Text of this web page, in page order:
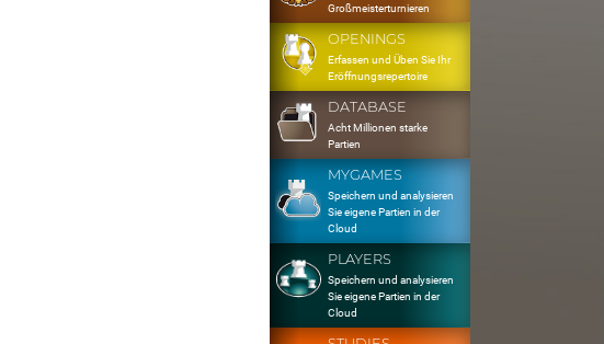
Großmeisterturnieren
OPENINGS
Erfassen und Üben Sie Ihr
Eröffnungsrepertoire
DATABASE
Acht Millionen starke
Partien
MYGAMES
Speichern und analysieren
Sie eigene Partien in der
Cloud
PLAYERS
Speichern und analysieren
Sie eigene Partien in der
Cloud